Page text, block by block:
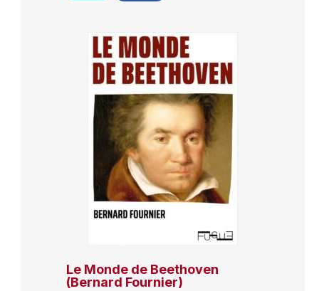
Le Monde de Beethoven
(Bernard Fournier)